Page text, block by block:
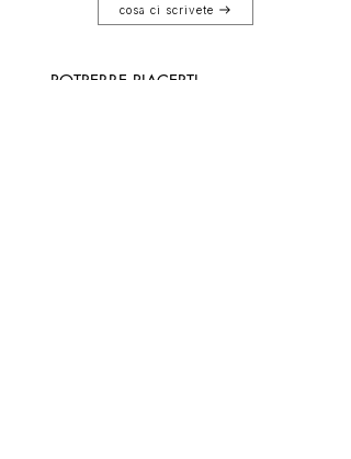
cosa ci scrivete
POTREBBE PIACERTI